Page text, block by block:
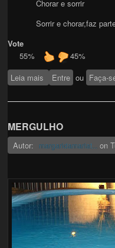
Chorar e sorrir
Sorrir e chorar,faz parte
Vote
55%
45%
Leia mais sobre Chorar e Sorrir
Entre ou Faça-
MERGULHO
Autor: margaridamariat... on